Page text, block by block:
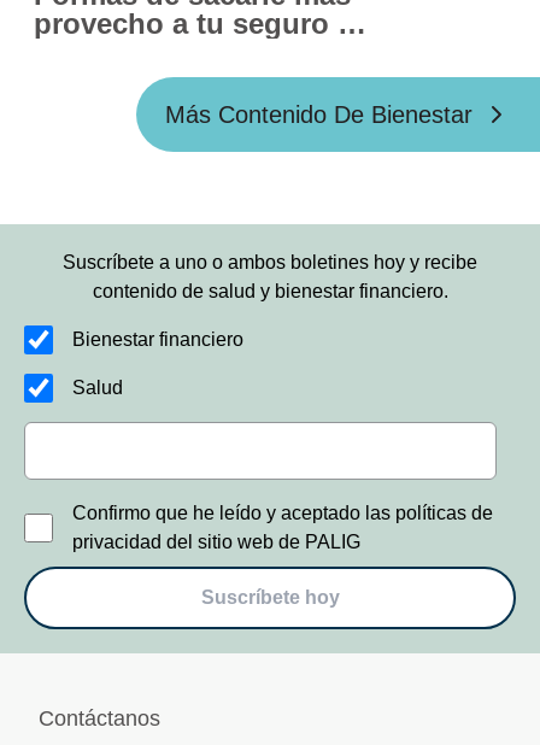
provecho a tu seguro de
Más Contenido De Bienestar
Suscríbete a uno o ambos boletines hoy y recibe
contenido de salud y bienestar financiero.
Bienestar financiero
Salud
Confirmo que he leído y aceptado las políticas de
privacidad del sitio web de PALIG
Suscríbete hoy
Contáctanos